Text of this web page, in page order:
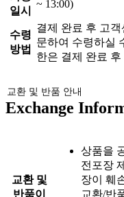
일시
~ 13:00)
수령
방법
결제 완료 후 고
문하여 수령하실
한은 결제 완료
교환 및 반품 안내
Exchange
교환 및
반품이
상품을
전포장
장이 훼
교환/반